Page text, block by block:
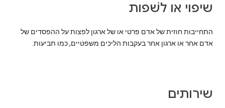
שיפוי או לשׁפות
התחייבות חוזית של אדם פרטי או של ארגון לפצות על ההפסדים של
אדם אחר או ארגון אחר בעקבות הליכים משפטיים, כמו תביעות.
שירותים